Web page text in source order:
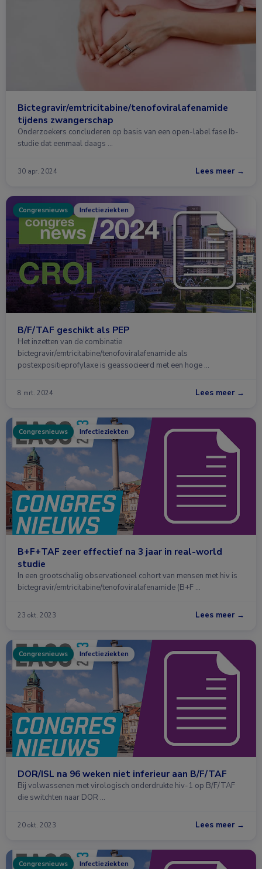
Bictegravir/emtricitabine/tenofoviralafenamide
tijdens zwangerschap
Onderzoekers concluderen op basis van een open-label fase Ib-
studie dat eenmaal daags …
30 apr. 2024 Lees meer →
Congresnieuws Infectieziekten
B/F/TAF geschikt als PEP
Het inzetten van de combinatie
bictegravir/emtricitabine/tenofoviralafenamide als
postexpositieprofylaxe is geassocieerd met een hoge …
8 mrt. 2024 Lees meer →
Congresnieuws Infectieziekten
B+F+TAF zeer effectief na 3 jaar in real-world
studie
In een grootschalig observationeel cohort van mensen met hiv is
bictegravir/emtricitabine/tenofoviralafenamide (B+F …
23 okt. 2023 Lees meer →
Congresnieuws Infectieziekten
DOR/ISL na 96 weken niet inferieur aan B/F/TAF
Bij volwassenen met virologisch onderdrukte hiv-1 op B/F/TAF
die switchten naar DOR …
20 okt. 2023 Lees meer →
Congresnieuws Infectieziekten